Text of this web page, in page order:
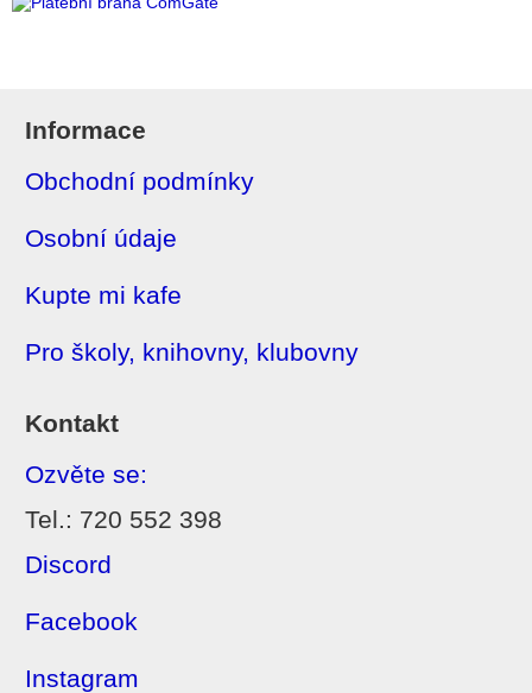
Informace
Obchodní podmínky
Osobní údaje
Kupte mi kafe
Pro školy, knihovny, klubovny
Kontakt
Ozvěte se:
Tel.: 720 552 398
Discord
Facebook
Instagram